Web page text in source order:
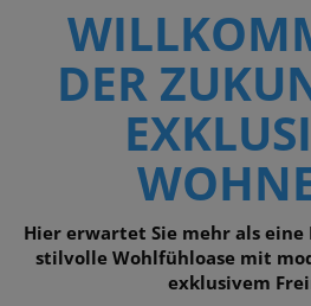
DER
Hier erwartet Sie mehr als
stilvolle Wohlfühloase mit
exklusivem